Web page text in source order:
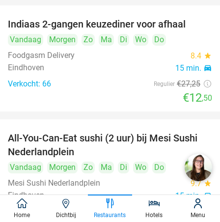
Indiaas 2-gangen keuzediner voor afhaal
Vandaag Morgen Zo Ma Di Wo
Do
Foodgasm Delivery
8.4 star
Eindhoven 15 min. directions_car
Verkocht: 66 Regulier €27,25
€12,50
21%
All-You-Can-Eat sushi (2 uur) bij Mesi Sushi
Nederlandplein
Vandaag Morgen Zo Ma Di Wo
Do
Mesi Sushi Nederlandplein
9.7star
Eindhoven 15 min.directions_car
Verkocht: 451 Regulier ,95
Home Dichtbij Restaurants Hotels Menu